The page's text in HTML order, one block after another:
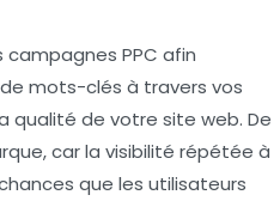
PPC afin
mots-clés à travers vos
qualité de votre site web. De
car la visibilité répétée à
que les utilisateurs